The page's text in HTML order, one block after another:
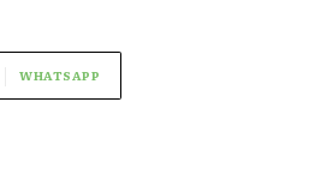
WHATSAPP